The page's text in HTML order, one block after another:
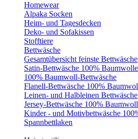
Homewear
Alpaka Socken
Heim- und Tagesdecken
Deko- und Sofakissen
Stofftiere
Bettwäsche
Gesamtübersicht feinste Bettwäsche
Satin-Bettwäsche 100% Baumwolle
100% Baumwoll-Bettwäsche
Flanell-Bettwäsche 100%
Leinen- und Halbleinen Bettwäsche
Jersey-Bettwäsche 100%
Kinder - und Motivbettwäsche
Spannbettlaken